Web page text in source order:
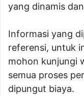
yang dinamis
Informasi yang
referensi, untuk
mohon kunjungi
semua proses
dipungut biaya.